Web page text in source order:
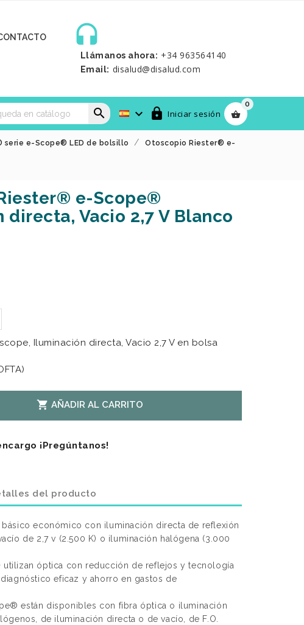

Llámanos ahora: +34 963564140
Email: disalud@disalud.com

0
 Iniciar sesión


serie e-Scope® LED de bolsillo Otoscopio Riester® e-
e-Scope®
Vacio 2,7 V Blanco
Iluminación directa, Vacio 2,7 V en bolsa
 AÑADIR AL CARRITO
¡Pregúntanos!
del producto
económico con iluminación directa de reflexión
de 2,7 v (2.500 K) o iluminación halógena (3.000
óptica con reducción de reflejos y tecnología
diagnóstico eficaz y ahorro en gastos de
están disponibles con fibra óptica o iluminación
de iluminación directa o de vacío, de F.O.